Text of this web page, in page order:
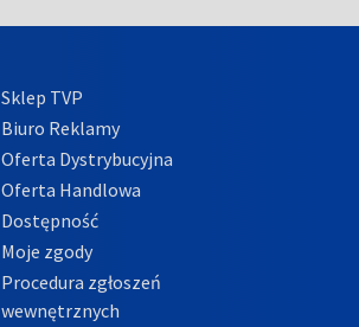
Sklep TVP
Biuro Reklamy
Oferta Dystrybucyjna
Oferta Handlowa
Dostępność
Moje zgody
Procedura zgłoszeń
wewnętrznych